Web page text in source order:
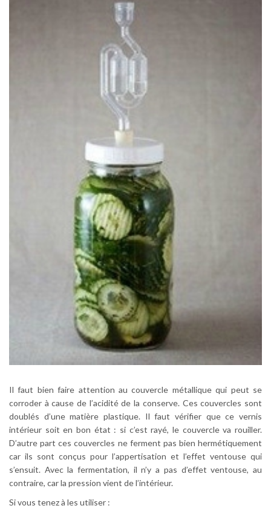
Il faut bien faire attention au couvercle métallique qui peut se
corroder à cause de l’acidité de la conserve. Ces couvercles sont
doublés d’une matière plastique. Il faut vérifier que ce vernis
intérieur soit en bon état : si c’est rayé, le couvercle va rouiller.
D’autre part ces couvercles ne ferment pas bien hermétiquement
car ils sont conçus pour l’appertisation et l’effet ventouse qui
s’ensuit. Avec la fermentation, il n’y a pas d’effet ventouse, au
contraire, car la pression vient de l’intérieur.
Si vous tenez à les utiliser :